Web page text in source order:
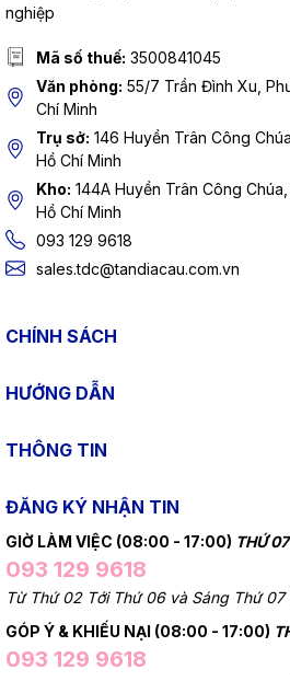
nghiệp
Mã số thuế: 3500841045
Văn phòng: 55/7 Trần Đình Xu,
Chí Minh
Trụ sở: 146 Huyền Trân Công
Hồ Chí Minh
Kho: 144A Huyền Trân Công
Hồ Chí Minh
093 129 9618
sales.tdc@tandiacau.com.vn
CHÍNH SÁCH
HƯỚNG DẪN
THÔNG TIN
ĐĂNG KÝ NHẬN TIN
GIỜ LÀM VIỆC (08:00 - 17:00) THỨ
093 129 9618
Từ Thứ 02 Tới Thứ 06 và Sáng Thứ
GÓP Ý & KHIẾU NẠI (08:00 - 17:00)
093 129 9618